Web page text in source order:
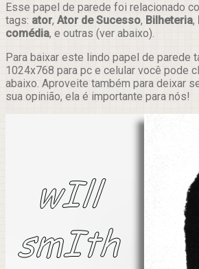
Esse papel de parede foi relacionado
tags: ator, Ator de Sucesso, Bilheteria,
comédia, e outras (ver abaixo).
Para baixar este lindo papel de parede
1024x768 para pc e celular você pode
abaixo. Aproveite também para deixar
sua opinião, ela é importante para nós!